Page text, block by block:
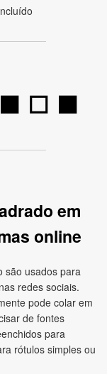
⬜
em
online
são usados para
redes sociais.
pode colar em
de fontes
para
rótulos simples ou